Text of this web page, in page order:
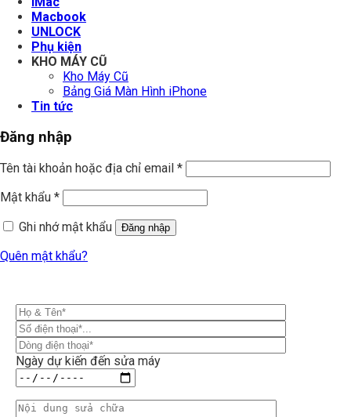
Macbook
UNLOCK
Phụ kiện
KHO MÁY CŨ
Kho Máy Cũ
Bảng Giá Màn Hình iPhone
Tin tức
Đăng nhập
Tên tài khoản hoặc địa chỉ email *
Mật khẩu *
Ghi nhớ mật khẩu
Đăng nhập
Quên mật khẩu?
Ngày dự kiến đến sửa máy